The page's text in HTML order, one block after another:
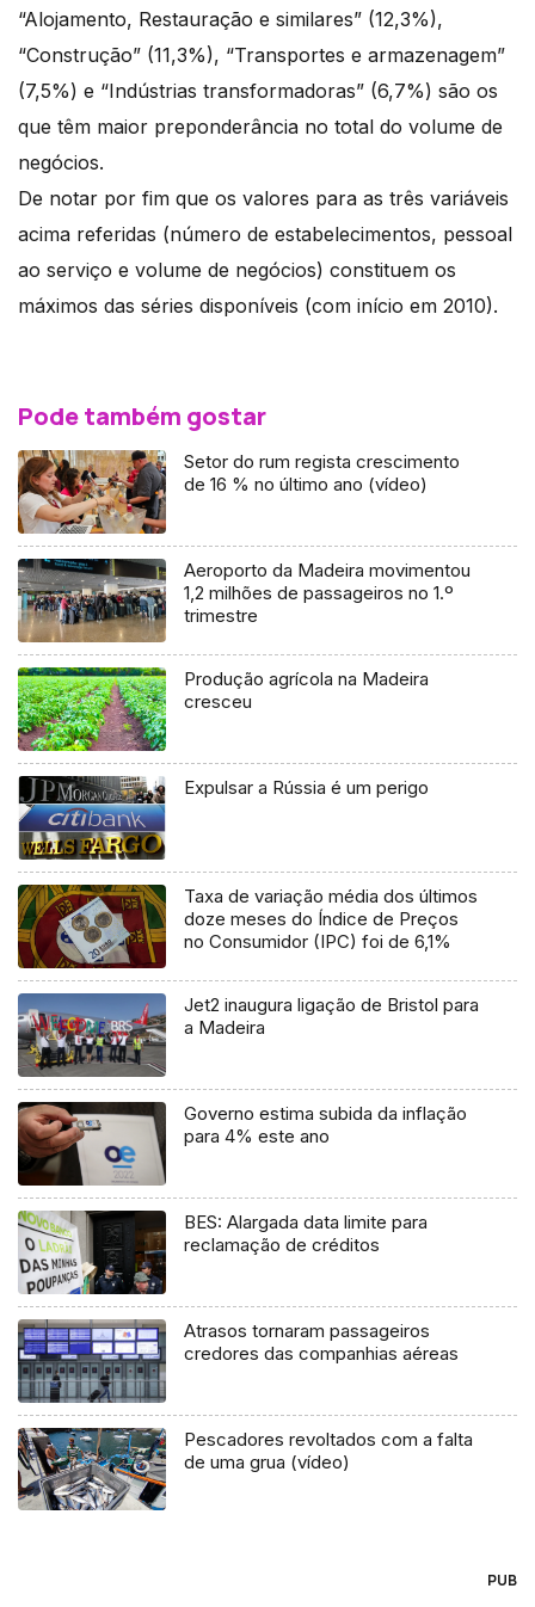
“Alojamento, Restauração e similares” (12,3%),
“Construção” (11,3%), “Transportes e armazenagem”
(7,5%) e “Indústrias transformadoras” (6,7%) são os
que têm maior preponderância no total do volume de
negócios.
De notar por fim que os valores para as três variáveis
acima referidas (número de estabelecimentos, pessoal
ao serviço e volume de negócios) constituem os
máximos das séries disponíveis (com início em 2010).
Pode também gostar
Setor do rum regista crescimento
de 16 % no último ano (vídeo)
Aeroporto da Madeira movimentou
1,2 milhões de passageiros no 1.º
trimestre
Produção agrícola na Madeira
cresceu
Expulsar a Rússia é um perigo
Taxa de variação média dos últimos
doze meses do Índice de Preços
no Consumidor (IPC) foi de 6,1%
Jet2 inaugura ligação de Bristol para
a Madeira
Governo estima subida da inflação
para 4% este ano
BES: Alargada data limite para
reclamação de créditos
Atrasos tornaram passageiros
credores das companhias aéreas
Pescadores revoltados com a falta
de uma grua (vídeo)
PUB